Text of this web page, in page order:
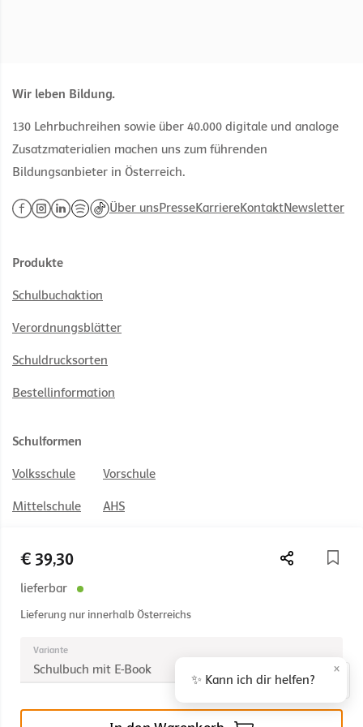
€ 39,30
lieferbar
Lieferung nur innerhalb Österreichs
Variante
Schulbuch mit E-Book
Wir leben Bildung.
130 Lehrbuchreihen sowie über 40.000 digitale und analoge
Zusatzmaterialien machen uns zum führenden
Bildungsanbieter in Österreich.
Über unsPresseKarriereKontaktNewsletter
Produkte
Schulbuchaktion
Verordnungsblätter
Schuldrucksorten
Bestellinformation
Schulformen
Volksschule Vorschule
Mittelschule AHS
HAK/HAS
© 2026 Österreichischer Bundesverlag Schulbuch GmbH & Co. KG,
✨ Kann ich dir helfen?
×